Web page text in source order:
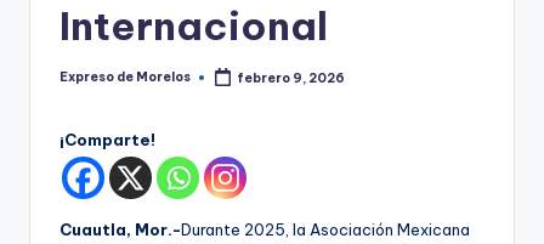
Internacional
Publicado
Expreso de Morelos febrero 9, 2026
¡Comparte!
Cuautla, Mor.-Durante 2025, la Asociación Mexicana